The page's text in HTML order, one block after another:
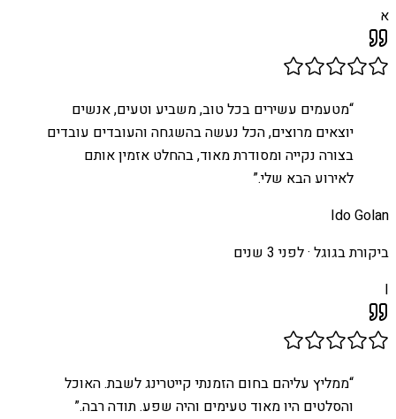
א
“מטעמים עשירים בכל טוב, משביע וטעים, אנשים
יוצאים מרוצים, הכל נעשה בהשגחה והעובדים עובדים
בצורה נקייה ומסודרת מאוד, בהחלט אזמין אותם
לאירוע הבא שלי.”
Ido Golan
ביקורת בגוגל ·לפני 3 שנים
I
“ממליץ עליהם בחום הזמנתי קייטרינג לשבת. האוכל
והסלטים היו מאוד טעימים והיה שפע. תודה רבה.”